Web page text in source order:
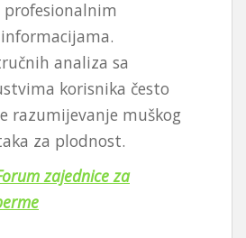
analiza sa
korisnika često
razumijevanje muškog
za plodnost.
zajednice za